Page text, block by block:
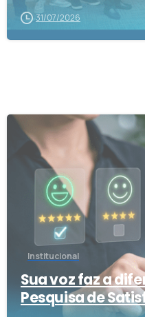
31/07/2026
Institucional
Sua voz faz a
Pesquisa de